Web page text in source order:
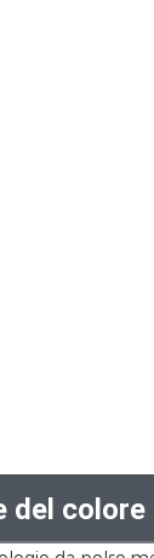
del colore